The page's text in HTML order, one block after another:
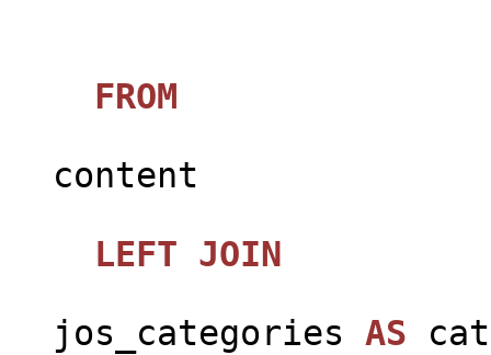
FROM
content
LEFT JOIN
jos_categories AS